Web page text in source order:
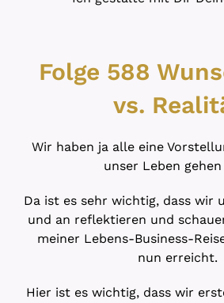
Folge 588
vs.
Wir haben ja alle eine
unser Leben
Da ist es sehr wichtig, dass wir
und an reflektieren und
meiner Lebens-Business-
nun erreicht.
Hier ist es wichtig, dass wir